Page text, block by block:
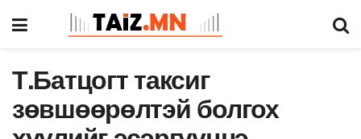
Т.Батцогт таксиг
зөвшөөрөлтэй болгох